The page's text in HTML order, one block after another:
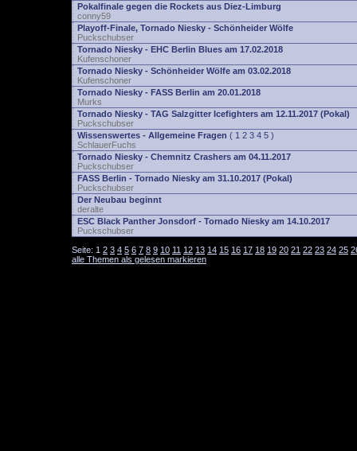
Pokalfinale gegen die Rockets aus Diez-Limburg
conny59
Playoff-Finale, Tornado Niesky - Schönheider Wölfe
Puckschubser
Tornado Niesky - EHC Berlin Blues am 17.02.2018
Kufenschoner
Tornado Niesky - Schönheider Wölfe am 03.02.2018
Kufenschoner
Tornado Niesky - FASS Berlin am 20.01.2018
Murks
Tornado Niesky - TAG Salzgitter Icefighters am 12.11.2017 (Pokal)
Puckschubser
Wissenswertes - Allgemeine Fragen ( 1 2 3 4 5 )
SchlauerFuchs
Tornado Niesky - Chemnitz Crashers am 04.11.2017
Puckschubser
FASS Berlin - Tornado Niesky am 31.10.2017 (Pokal)
Puckschubser
Der Neubau beginnt
deralte
ESC Black Panther Jonsdorf - Tornado Niesky am 14.10.2017
Puckschubser
Seite: 1 2 3 4 5 6 7 8 9 10 11 12 13 14 15 16 17 18 19 20 21 22 23 24 25
alle Themen als gelesen markieren